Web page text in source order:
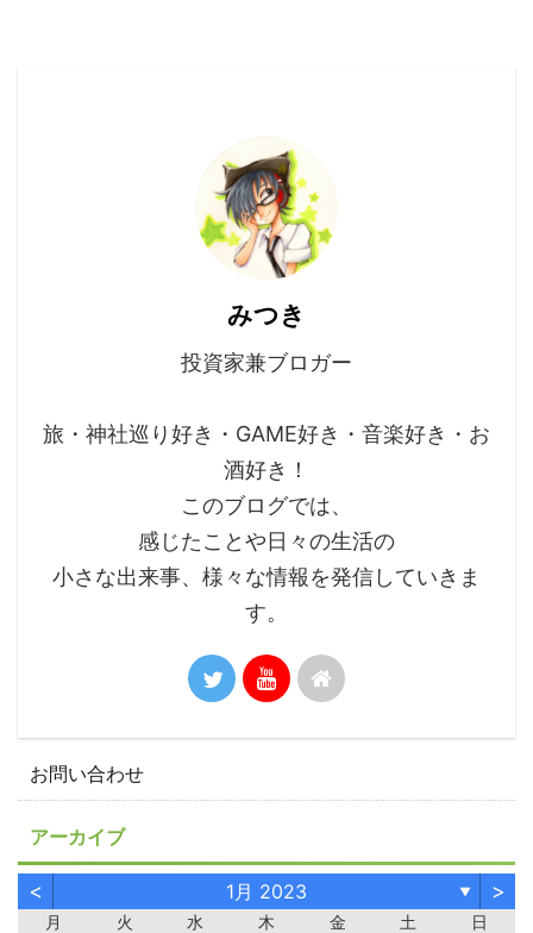
みつき
投資家兼ブロガー
旅・神社巡り好き・GAME好き・音楽好き・お
酒好き！
このブログでは、
感じたことや日々の生活の
小さな出来事、様々な情報を発信していきま
す。
お問い合わせ
アーカイブ
< 1月 2023 ▼ >
月 火 水 木 金 土 日